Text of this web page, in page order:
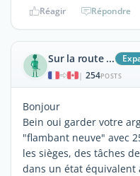
Réagir Répondre
Sur la route ...
| 254POSTS
Bonjour
Bein oui garder votre
"flambant neuve" avec
les sièges, des tâches
dans un état équivalent